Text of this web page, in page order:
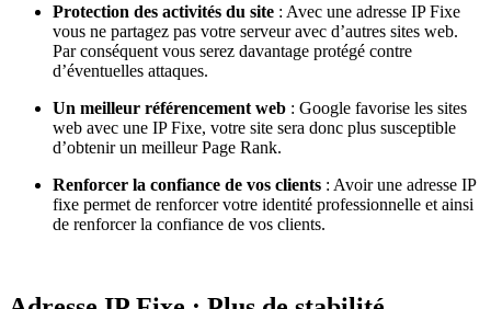
Protection des activités du site : Avec une adresse IP Fixe
vous ne partagez pas votre serveur avec d’autres sites web.
Par conséquent vous serez davantage protégé contre
d’éventuelles attaques.
Un meilleur référencement web : Google favorise les sites
web avec une IP Fixe, votre site sera donc plus susceptible
d’obtenir un meilleur Page Rank.
Renforcer la confiance de vos clients : Avoir une adresse IP
fixe permet de renforcer votre identité professionnelle et ainsi
de renforcer la confiance de vos clients.